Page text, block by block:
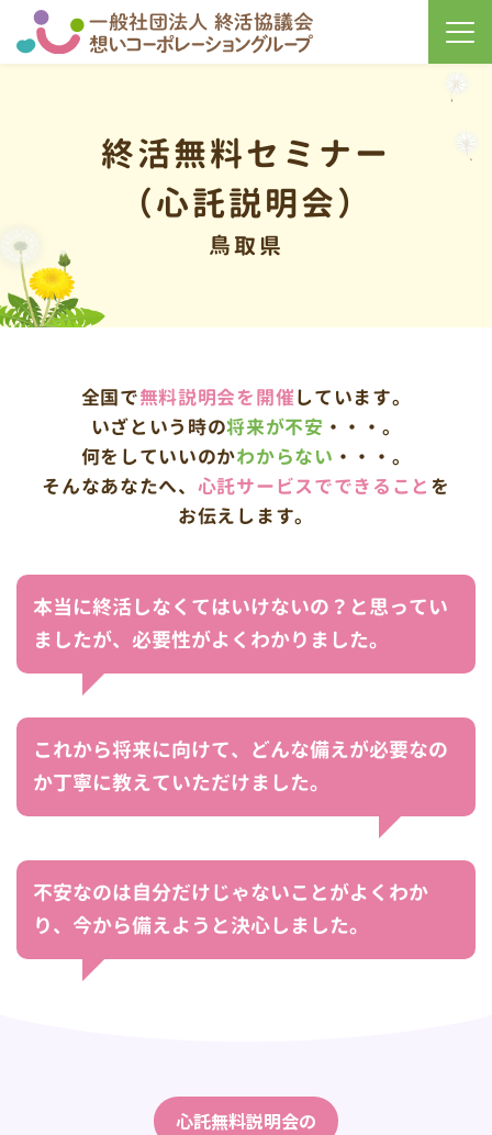
終活無料セミナー
（心託説明会）
鳥取県
全国で無料説明会を開催しています。
いざという時の将来が不安 ・・・。
何をしていいのかわからない ・・・。
そんなあなたへ、 心託サービスでできること を
お伝えします。
本当に終活しなくてはいけないの？と思ってい
ましたが、必要性がよくわかりました。
これから将来に向けて、どんな備えが必要なの
か丁寧に教えていただけました。
不安なのは自分だけじゃないことがよくわか
り、今から備えようと決心しました。
心託無料説明会の